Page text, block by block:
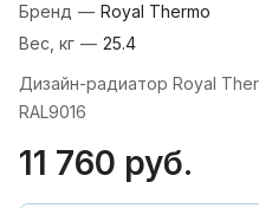
Бренд — Royal Thermo
Вес, кг — 25.4
Дизайн-радиатор Royal
RAL9016
11 760 руб.